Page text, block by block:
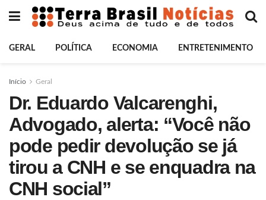
GERAL POLÍTICA ECONOMIA ENTRETENIMENTO
Início Geral
Dr. Eduardo Valcarenghi,
Advogado, alerta: “Você não
pode pedir devolução se já
tirou a CNH e se enquadra na
CNH social”